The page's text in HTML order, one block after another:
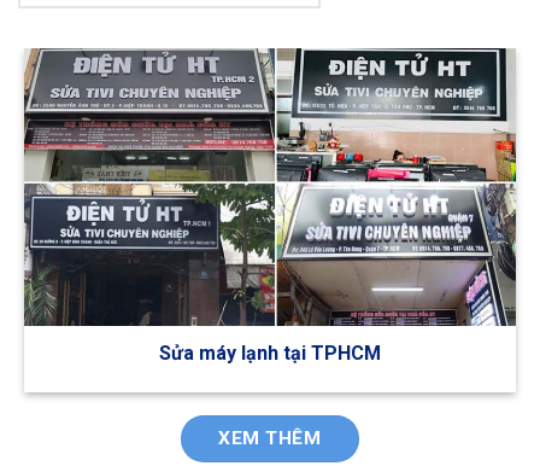
Sửa máy lạnh tại TPHCM
XEM THÊM